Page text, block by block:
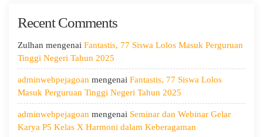
Menggali
Diri,
Menjaga
Kesehatan,
dan
Menumbuhkan
Kepedulian
Recent Comments
Zulhan mengenai Fantastis, 77 Siswa Lolos Masuk Perguruan
Tinggi Negeri Tahun 2025
adminwebpejagoan mengenai Fantastis, 77 Siswa Lolos
Masuk Perguruan Tinggi Negeri Tahun 2025
adminwebpejagoan mengenai Seminar dan Webinar Gelar
Karya P5 Kelas X Harmoni dalam Keberagaman